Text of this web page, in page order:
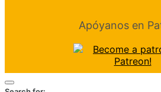
Apóyanos en